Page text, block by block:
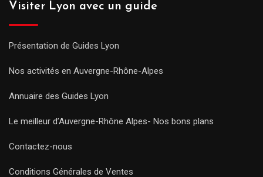
Visiter Lyon avec un guide
Présentation de Guides Lyon
Nos activités en Auvergne-Rhône-Alpes
Annuaire des Guides Lyon
Le meilleur d’Auvergne-Rhône Alpes- Nos bons plans
Contactez-nous
Conditions Générales de Ventes